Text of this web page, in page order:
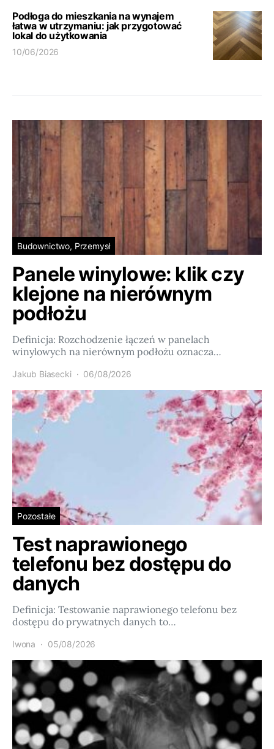
Podłoga do mieszkania na wynajem
łatwa w utrzymaniu: jak przygotować
lokal do użytkowania
10/06/2026
Budownictwo, Przemysł
Panele winylowe: klik czy
klejone na nierównym
podłożu
Definicja: Rozchodzenie łączeń w panelach
winylowych na nierównym podłożu oznacza…
Jakub Biasecki 06/08/2026
Pozostałe
Test naprawionego
telefonu bez dostępu do
danych
Definicja: Testowanie naprawionego telefonu bez
dostępu do prywatnych danych to…
Iwona 05/08/2026